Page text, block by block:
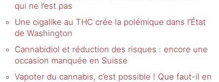
qui ne l’est pas
Une cigalike au THC crée la polémique dans l’État
de Washington
Cannabidiol et réduction des risques : encore une
occasion manquée en Suisse
Vapoter du cannabis, c’est possible ! Que faut-il en